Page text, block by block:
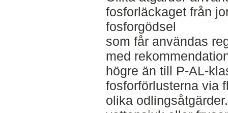
fosforläckaget från
fosforgödsel
som får användas
med
högre än till P-AL-
fosforförlusterna via
olika